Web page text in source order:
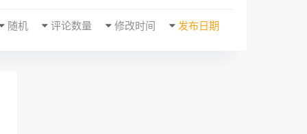
发布日期
修改时间
评论数量
随机